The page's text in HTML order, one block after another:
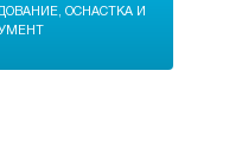
ОСНАСТКА И